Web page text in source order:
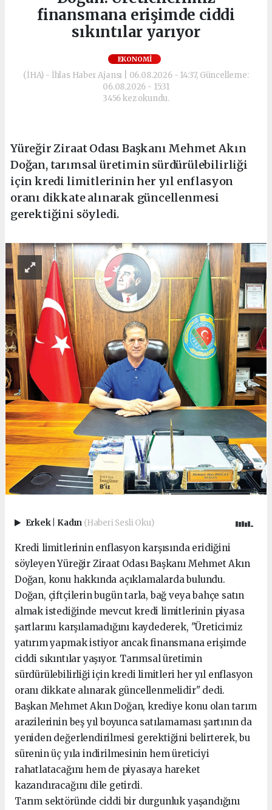
finansmana erişimde ciddi
sıkıntılar yarıyor
EKONOMI
(İHA) - İhlas Haber Ajansı | 06.08.2026 - 14:37, Güncelleme:
06.08.2026 - 15:31
3456 kez okundu.
Yüreğir Ziraat Odası Başkanı Mehmet Akın
Doğan, tarımsal üretimin sürdürülebilirliği
için kredi limitlerinin her yıl enflasyon
oranı dikkate alınarak güncellenmesi
gerektiğini söyledi.
Erkek Kadın (Haberi Sesli Oku)
Kredi limitlerinin enflasyon karşısında eridiğini
söyleyen Yüreğir Ziraat Odası Başkanı Mehmet Akın
Doğan, konu hakkında açıklamalarda bulundu.
Doğan, çiftçilerin bugün tarla, bağ veya bahçe satın
almak istediğinde mevcut kredi limitlerinin piyasa
şartlarını karşılamadığını kaydederek, "Üreticimiz
yatırım yapmak istiyor ancak finansmana erişimde
ciddi sıkıntılar yaşıyor. Tarımsal üretimin
sürdürülebilirliği için kredi limitleri her yıl enflasyon
oranı dikkate alınarak güncellenmelidir" dedi.
Başkan Mehmet Akın Doğan, krediye konu olan tarım
arazilerinin beş yıl boyunca satılamaması şartının da
yeniden değerlendirilmesi gerektiğini belirterek, bu
sürenin üç yıla indirilmesinin hem üreticiyi
rahatlatacağını hem de piyasaya hareket
kazandıracağını dile getirdi.
Tarım sektöründe ciddi bir durgunluk yaşandığını